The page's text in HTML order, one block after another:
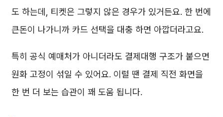
도 하는데, 티켓은 그렇지 않은 경우가 있거든요. 한 번에
큰돈이 나가니까 카드 선택을 대충 하면 아깝더라고요.
특히 공식 예매처가 아니더라도 결제대행 구조가 붙으면
원화 고정이 섞일 수 있어요. 이럴 땐 결제 직전 화면을
한 번 더 보는 습관이 꽤 도움 됩니다.